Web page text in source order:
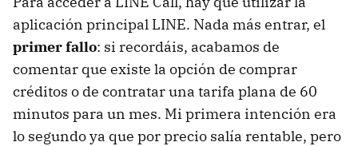
aplicación principal LINE. Nada más entrar, el
primer fallo: si recordáis, acabamos de
comentar que existe la opción de comprar
créditos o de contratar una tarifa plana de 60
minutos para un mes. Mi primera intención era
lo segundo ya que por precio salía rentable, pero